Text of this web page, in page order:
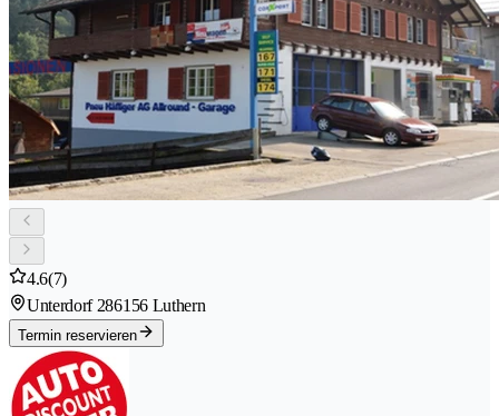
4.6(7)
Unterdorf 286156 Luthern
Termin reservieren